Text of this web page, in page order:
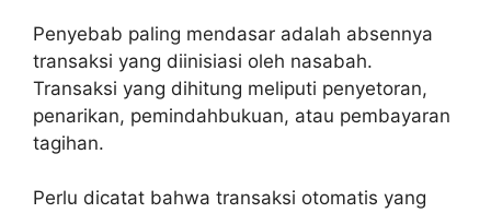
Penyebab paling mendasar adalah absennya
transaksi yang diinisiasi oleh nasabah.
Transaksi yang dihitung meliputi penyetoran,
penarikan, pemindahbukuan, atau pembayaran
tagihan.
Perlu dicatat bahwa transaksi otomatis yang